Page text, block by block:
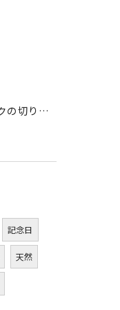
★まぐろのサクの切り方★
記念日
天然